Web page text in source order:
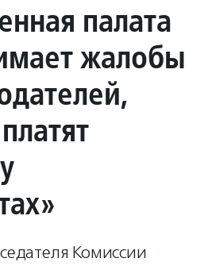
палата
жалобы
Комиссии